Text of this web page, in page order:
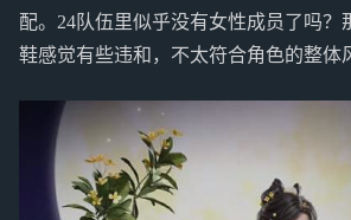
配。24队伍里似乎没有女性成员了吗？
鞋感觉有些违和，不太符合角色的整体